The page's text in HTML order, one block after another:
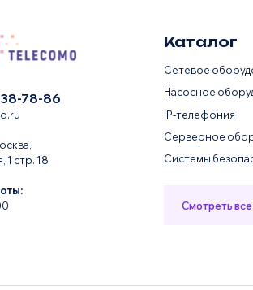
78-86
1 стр. 18
Каталог
Сетевое
Насосное
IP-телефония
Серверное
Системы
Смотреть все